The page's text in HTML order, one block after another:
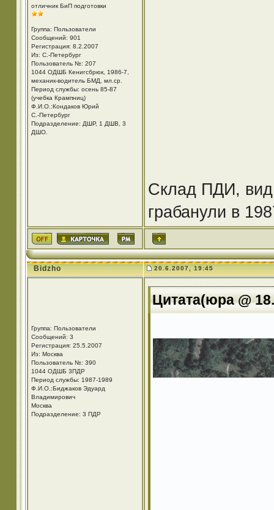
отличник БиП подготовки
Группа: Пользователи
Сообщений: 901
Регистрация: 8.2.2007
Из: С.-Петербург
Пользователь №: 207
1044 ОДШБ Кенигсбрюк, 1986-7,
механик-водитель БМД, мл.ср.
Период службы: осень 85-87
(учебка Крампниц)
Ф.И.О.:Кондаков Юрий
С.-Петербург
Подразделение: ДШР, 1 ДШВ, 3
ДШО.
Склад ПДИ, вид
грабанули в
Bidzho 20.6.2007, 19:45
Группа: Пользователи
Сообщений: 3
Регистрация: 25.5.2007
Из: Москва
Пользователь №: 390
1044 ОДШБ 3ПДР
Период службы: 1987-1989
Ф.И.О.:Биджаков Эдуард
Владимирович
Москва
Подразделение: 3 ПДР
Цитата(юра @